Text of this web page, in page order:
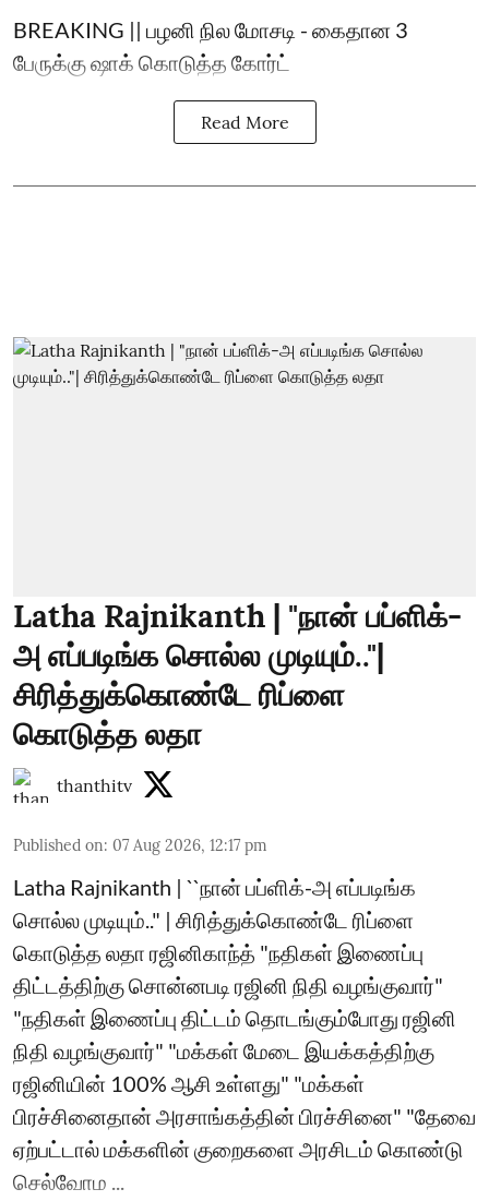
BREAKING || பழனி நில மோசடி - கைதான 3
பேருக்கு ஷாக் கொடுத்த கோர்ட்
Read More
Latha Rajnikanth | "நான் பப்ளிக்-
அ எப்படிங்க சொல்ல முடியும்.."|
சிரித்துக்கொண்டே ரிப்ளை
கொடுத்த லதா
thanthitv
Published on: 07 Aug 2026, 12:17 pm
Latha Rajnikanth | ``நான் பப்ளிக்-அ எப்படிங்க
சொல்ல முடியும்.." | சிரித்துக்கொண்டே ரிப்ளை
கொடுத்த லதா ரஜினிகாந்த் "நதிகள் இணைப்பு
திட்டத்திற்கு சொன்னபடி ரஜினி நிதி வழங்குவார்"
"நதிகள் இணைப்பு திட்டம் தொடங்கும்போது ரஜினி
நிதி வழங்குவார்" "மக்கள் மேடை இயக்கத்திற்கு
ரஜினியின் 100% ஆசி உள்ளது" "மக்கள்
பிரச்சினைதான் அரசாங்கத்தின் பிரச்சினை" "தேவை
ஏற்பட்டால் மக்களின் குறைகளை அரசிடம் கொண்டு
செல்வோம ...